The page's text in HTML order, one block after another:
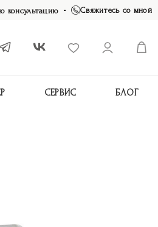
консультацию Свяжитесь со мной
СЕРВИС БЛОГ